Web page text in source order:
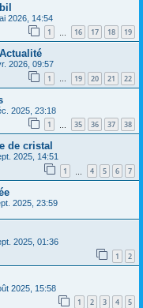
2026, 14:54
1 16 17 18 19
2026, 09:57
1 … 19 20 21 22
2025, 23:18
1 35 36 37 38
de cristal
2025, 14:51
1 4 5 6 7
2025, 23:59
2025, 01:36
1 2
2025, 15:58
1 2 3 4 5